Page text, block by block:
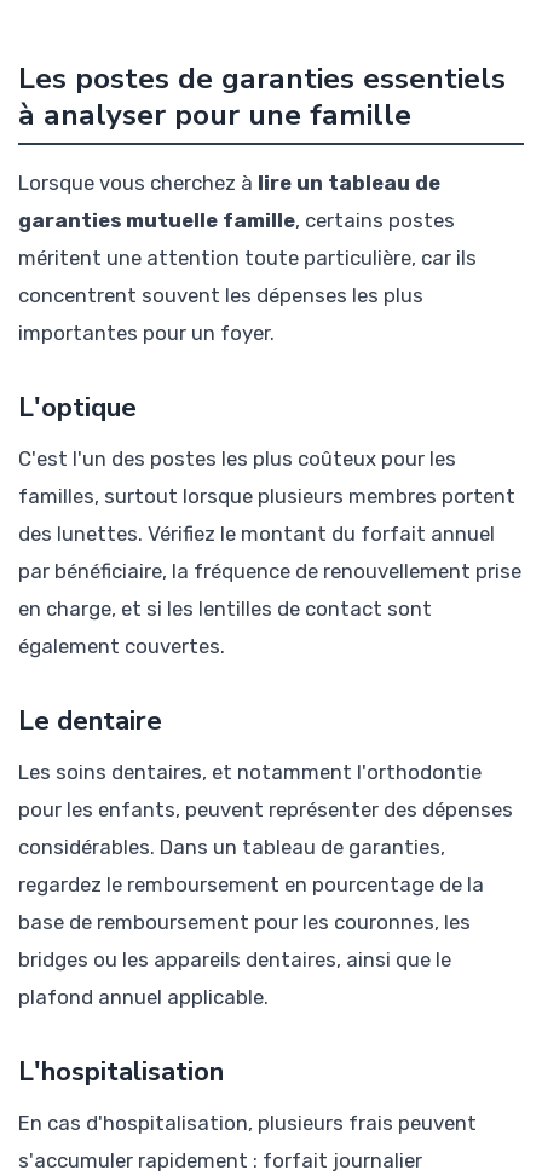
Les postes de garanties essentiels
à analyser pour une famille
Lorsque vous cherchez à lire un tableau de
garanties mutuelle famille, certains postes
méritent une attention toute particulière, car ils
concentrent souvent les dépenses les plus
importantes pour un foyer.
L'optique
C'est l'un des postes les plus coûteux pour les
familles, surtout lorsque plusieurs membres portent
des lunettes. Vérifiez le montant du forfait annuel
par bénéficiaire, la fréquence de renouvellement prise
en charge, et si les lentilles de contact sont
également couvertes.
Le dentaire
Les soins dentaires, et notamment l'orthodontie
pour les enfants, peuvent représenter des dépenses
considérables. Dans un tableau de garanties,
regardez le remboursement en pourcentage de la
base de remboursement pour les couronnes, les
bridges ou les appareils dentaires, ainsi que le
plafond annuel applicable.
L'hospitalisation
En cas d'hospitalisation, plusieurs frais peuvent
s'accumuler rapidement : forfait journalier